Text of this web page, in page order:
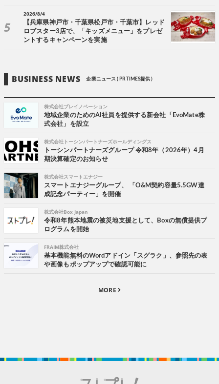
2026/8/4
【兵庫県神戸市・千葉県松戸市・千葉市】レッド
ロブスター3店で、「キッズメニュー」をプレゼ
ントするキャンペーンを実施
BUSINESS NEWS 企業ニュース ( PR TIMES提供 )
株式会社プレイノベーション
地域企業のためのAI社員を提供する新会社「EvoMate株
式会社」を設立
株式会社トーシンパートナーズホールディングス
トーシンパートナーズグループ 令和8年（2026年）4月
期決算確定のお知らせ
株式会社スマートエナジー
スマートエナジーグループ、 「O&M契約容量5.5GW達
成記念パーティー」を開催
株式会社Box Japan
令和8年熊本地震の被災地支援として、Boxの無償提供プ
ログラムを開始
FRAIM株式会社
基本機能無料のWordアドイン「スグラク」、参照先の表
や画像もポップアップで確認可能に
MORE